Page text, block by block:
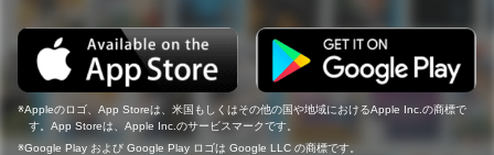
Appleのロゴ、App Storeは、米国もしくはその他の国や地域におけるApple Inc.の商標で
す。App Storeは、Apple Inc.のサービスマークです。
Google Play および Google Play ロゴは Google LLC の商標です。